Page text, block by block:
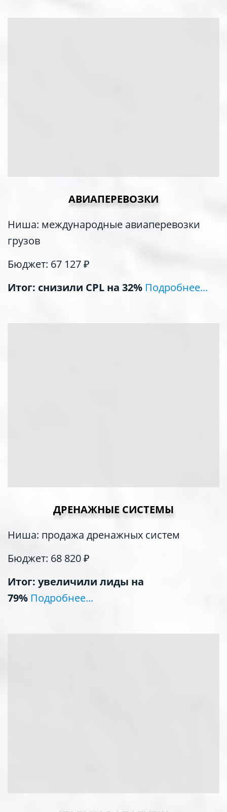
АВИАПЕРЕВОЗКИ
Ниша: международные авиаперевозки
грузов
Бюджет: 67 127 ₽
Итог: снизили CPL на 32% Подробнее...
ДРЕНАЖНЫЕ СИСТЕМЫ
Ниша: продажа дренажных систем
Бюджет: 68 820 ₽
Итог: увеличили лиды на
79% Подробнее...